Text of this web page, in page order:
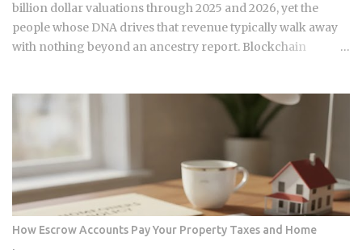
can still be quietly pushing your rate up. Not all claims are
equal. Water damage, fire, and liability claims move ...
billion dollar valuations through 2025 and 2026, yet the
people whose DNA drives that revenue typically walk away
with nothing beyond an ancestry report. Blockchain
making those transactions possible was designed by
companies that need to capture fees to survive. Whether the
smart contracts, encrypted storage layers, and marketplace
mechanics actually put money in your pocket, or just
relocate the extraction one layer deeper, is what this post
works through. The DNA Ownership Problem Blockchain
Genomics Is Trying to Solve Traditional genomic
sequencing works like this: you pay a company to sequence
How Escrow Accounts Pay Your Property Taxes and Home